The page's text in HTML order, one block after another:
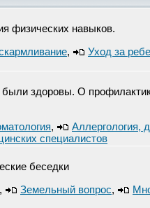
физических навыков.
,
Уход за
здоровы. О
,
Аллергология,
специалистов
беседки
, Земельный вопрос,